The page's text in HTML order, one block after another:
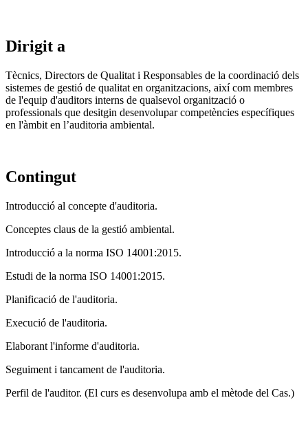
Dirigit a
Tècnics, Directors de Qualitat i Responsables de la coordinació dels
sistemes de gestió de qualitat en organitzacions, així com membres
de l'equip d'auditors interns de qualsevol organització o
professionals que desitgin desenvolupar competències específiques
en l'àmbit en l’auditoria ambiental.
Contingut
Introducció al concepte d'auditoria.
Conceptes claus de la gestió ambiental.
Introducció a la norma ISO 14001:2015.
Estudi de la norma ISO 14001:2015.
Planificació de l'auditoria.
Execució de l'auditoria.
Elaborant l'informe d'auditoria.
Seguiment i tancament de l'auditoria.
Perfil de l'auditor. (El curs es desenvolupa amb el mètode del Cas.)